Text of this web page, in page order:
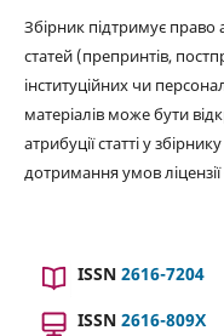
Збірник підтримує право
статей (препринтів,
інституційних чи
матеріалів може бути
атрибуції статті у
дотримання умов ліцензії
ISSN 2616-7204
ISSN 2616-809X